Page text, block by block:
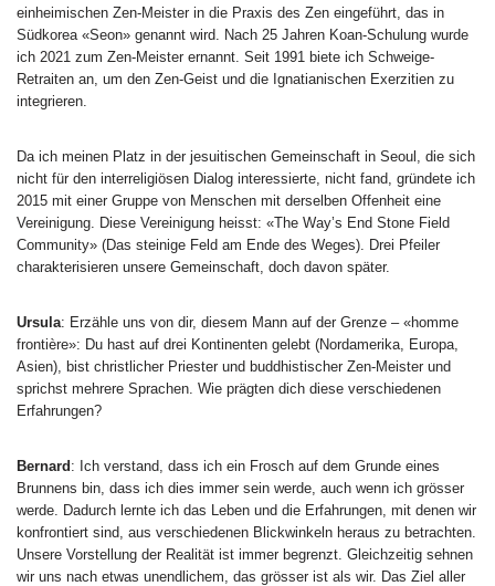
einheimischen Zen-Meister in die Praxis des Zen eingeführt, das in
Südkorea «Seon» genannt wird. Nach 25 Jahren Koan-Schulung wurde
ich 2021 zum Zen-Meister ernannt. Seit 1991 biete ich Schweige-
Retraiten an, um den Zen-Geist und die Ignatianischen Exerzitien zu
integrieren.
Da ich meinen Platz in der jesuitischen Gemeinschaft in Seoul, die sich
nicht für den interreligiösen Dialog interessierte, nicht fand, gründete ich
2015 mit einer Gruppe von Menschen mit derselben Offenheit eine
Vereinigung. Diese Vereinigung heisst: «The Way’s End Stone Field
Community» (Das steinige Feld am Ende des Weges). Drei Pfeiler
charakterisieren unsere Gemeinschaft, doch davon später.
Ursula: Erzähle uns von dir, diesem Mann auf der Grenze – «homme
frontière»: Du hast auf drei Kontinenten gelebt (Nordamerika, Europa,
Asien), bist christlicher Priester und buddhistischer Zen-Meister und
sprichst mehrere Sprachen. Wie prägten dich diese verschiedenen
Erfahrungen?
Bernard : Ich verstand, dass ich ein Frosch auf dem Grunde eines
Brunnens bin, dass ich dies immer sein werde, auch wenn ich grösser
werde. Dadurch lernte ich das Leben und die Erfahrungen, mit denen wir
konfrontiert sind, aus verschiedenen Blickwinkeln heraus zu betrachten.
Unsere Vorstellung der Realität ist immer begrenzt. Gleichzeitig sehnen
wir uns nach etwas unendlichem, das grösser ist als wir. Das Ziel aller